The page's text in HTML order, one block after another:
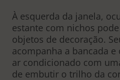
À esquerda da janela,
estante com nichos
objetos de decoração.
acompanha a bancada
ar condicionado com
de embutir o trilho da